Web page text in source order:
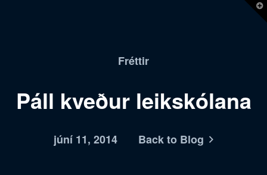
Fréttir
Páll kveður leikskólana
júní 11, 2014 Back to Blog